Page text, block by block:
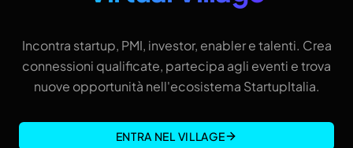
Incontra startup, PMI, investor, enabler e talenti. Crea
connessioni qualificate, partecipa agli eventi e trova
nuove opportunità nell'ecosistema StartupItalia.
ENTRA NEL VILLAGE